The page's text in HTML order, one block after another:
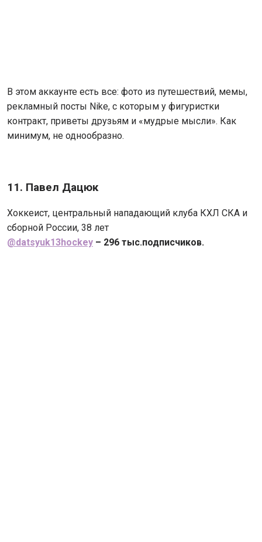
В этом аккаунте есть все: фото из путешествий, мемы,
рекламный посты Nike, с которым у фигуристки
контракт, приветы друзьям и «мудрые мысли». Как
минимум, не однообразно.
11. Павел Дацюк
Хоккеист, центральный нападающий клуба КХЛ СКА и
сборной России, 38 лет
@datsyuk13hockey – 296 тыс.подписчиков.